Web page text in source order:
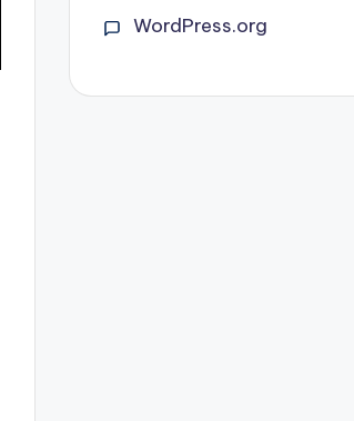
WordPress.org